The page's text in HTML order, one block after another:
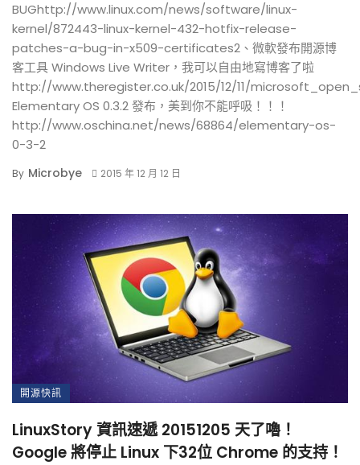
BUGhttp://www.linux.com/news/software/linux-
kernel/872443-linux-kernel-432-hotfix-release-
patches-a-bug-in-x509-certificates2、微軟發布開源博
客工具 Windows Live Writer，我可以自由地寫博客了啦
http://www.theregister.co.uk/2015/12/11/
Elementary OS 0.3.2 發布，美到你不能呼吸！！！
http://www.oschina.net/news/68864/elementary-os-
0-3-2
By Microbye 2015 年 12 月 12 日
開源快訊
LinuxStory 資訊速遞 20151205 天了嚕！
Google 將停止 Linux 下32位 Chrome 的支持！